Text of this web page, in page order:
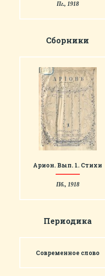
Пг., 1918
Сборники
Арион. Вып. 1. Стихи
Пб., 1918
Периодика
Современное слово